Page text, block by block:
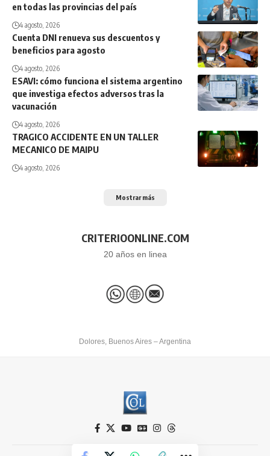
en todas las provincias del país
4 agosto, 2026
Cuenta DNI renueva sus descuentos y
beneficios para agosto
4 agosto, 2026
ESAVI: cómo funciona el sistema argentino
que investiga efectos adversos tras la
vacunación
4 agosto, 2026
TRAGICO ACCIDENTE EN UN TALLER
MECANICO DE MAIPU
4 agosto, 2026
Mostrar más
CRITERIOONLINE.COM
20 años en linea
Dolores, Buenos Aires – Argentina